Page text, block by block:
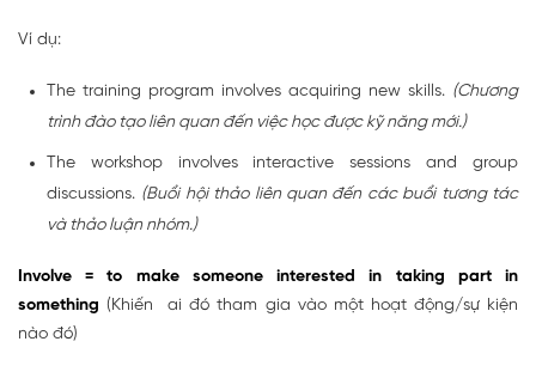
Ví dụ:
The training program involves acquiring new skills. (Chương
trình đào tạo liên quan đến việc học được kỹ năng mới.)
The workshop involves interactive sessions and group
discussions. (Buổi hội thảo liên quan đến các buổi tương tác
và thảo luận nhóm.)
Involve = to make someone interested in taking part in
something (Khiến ai đó tham gia vào một hoạt động/sự kiện
nào đó)